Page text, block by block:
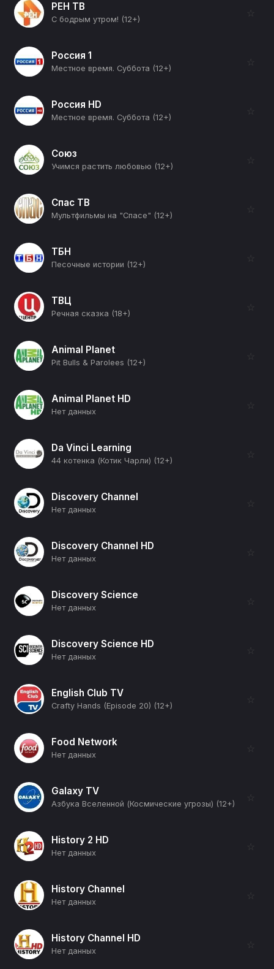
РЕН ТВ
С бодрым утром! (12+)
☆
Россия 1
Местное время. Суббота (12+)
☆
Россия HD
Местное время. Суббота (12+)
☆
Союз
Учимся растить любовью (12+)
☆
Спас ТВ
Мультфильмы на "Спасе" (12+)
☆
ТБН
Песочные истории (12+)
☆
ТВЦ
Речная сказка (18+)
☆
Animal Planet
Pit Bulls & Parolees (12+)
☆
Animal Planet HD
Нет данных
☆
Da Vinci Learning
44 котенка (Котик Чарли) (12+)
☆
Discovery Channel
Нет данных
☆
Discovery Channel HD
Нет данных
☆
Discovery Science
Нет данных
☆
Discovery Science HD
Нет данных
☆
English Club TV
Crafty Hands (Episode 20) (12+)
☆
Food Network
Нет данных
☆
Galaxy TV
Азбука Вселенной (Космические угрозы) (12+)
☆
History 2 HD
Нет данных
☆
History Channel
Нет данных
☆
History Channel HD
Нет данных
☆